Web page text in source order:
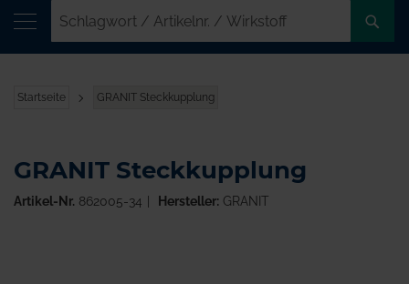
Startseite GRANIT Steckkupplung
GRANIT Steckkupplung
Artikel-Nr. 862005-34 Hersteller:GRANIT